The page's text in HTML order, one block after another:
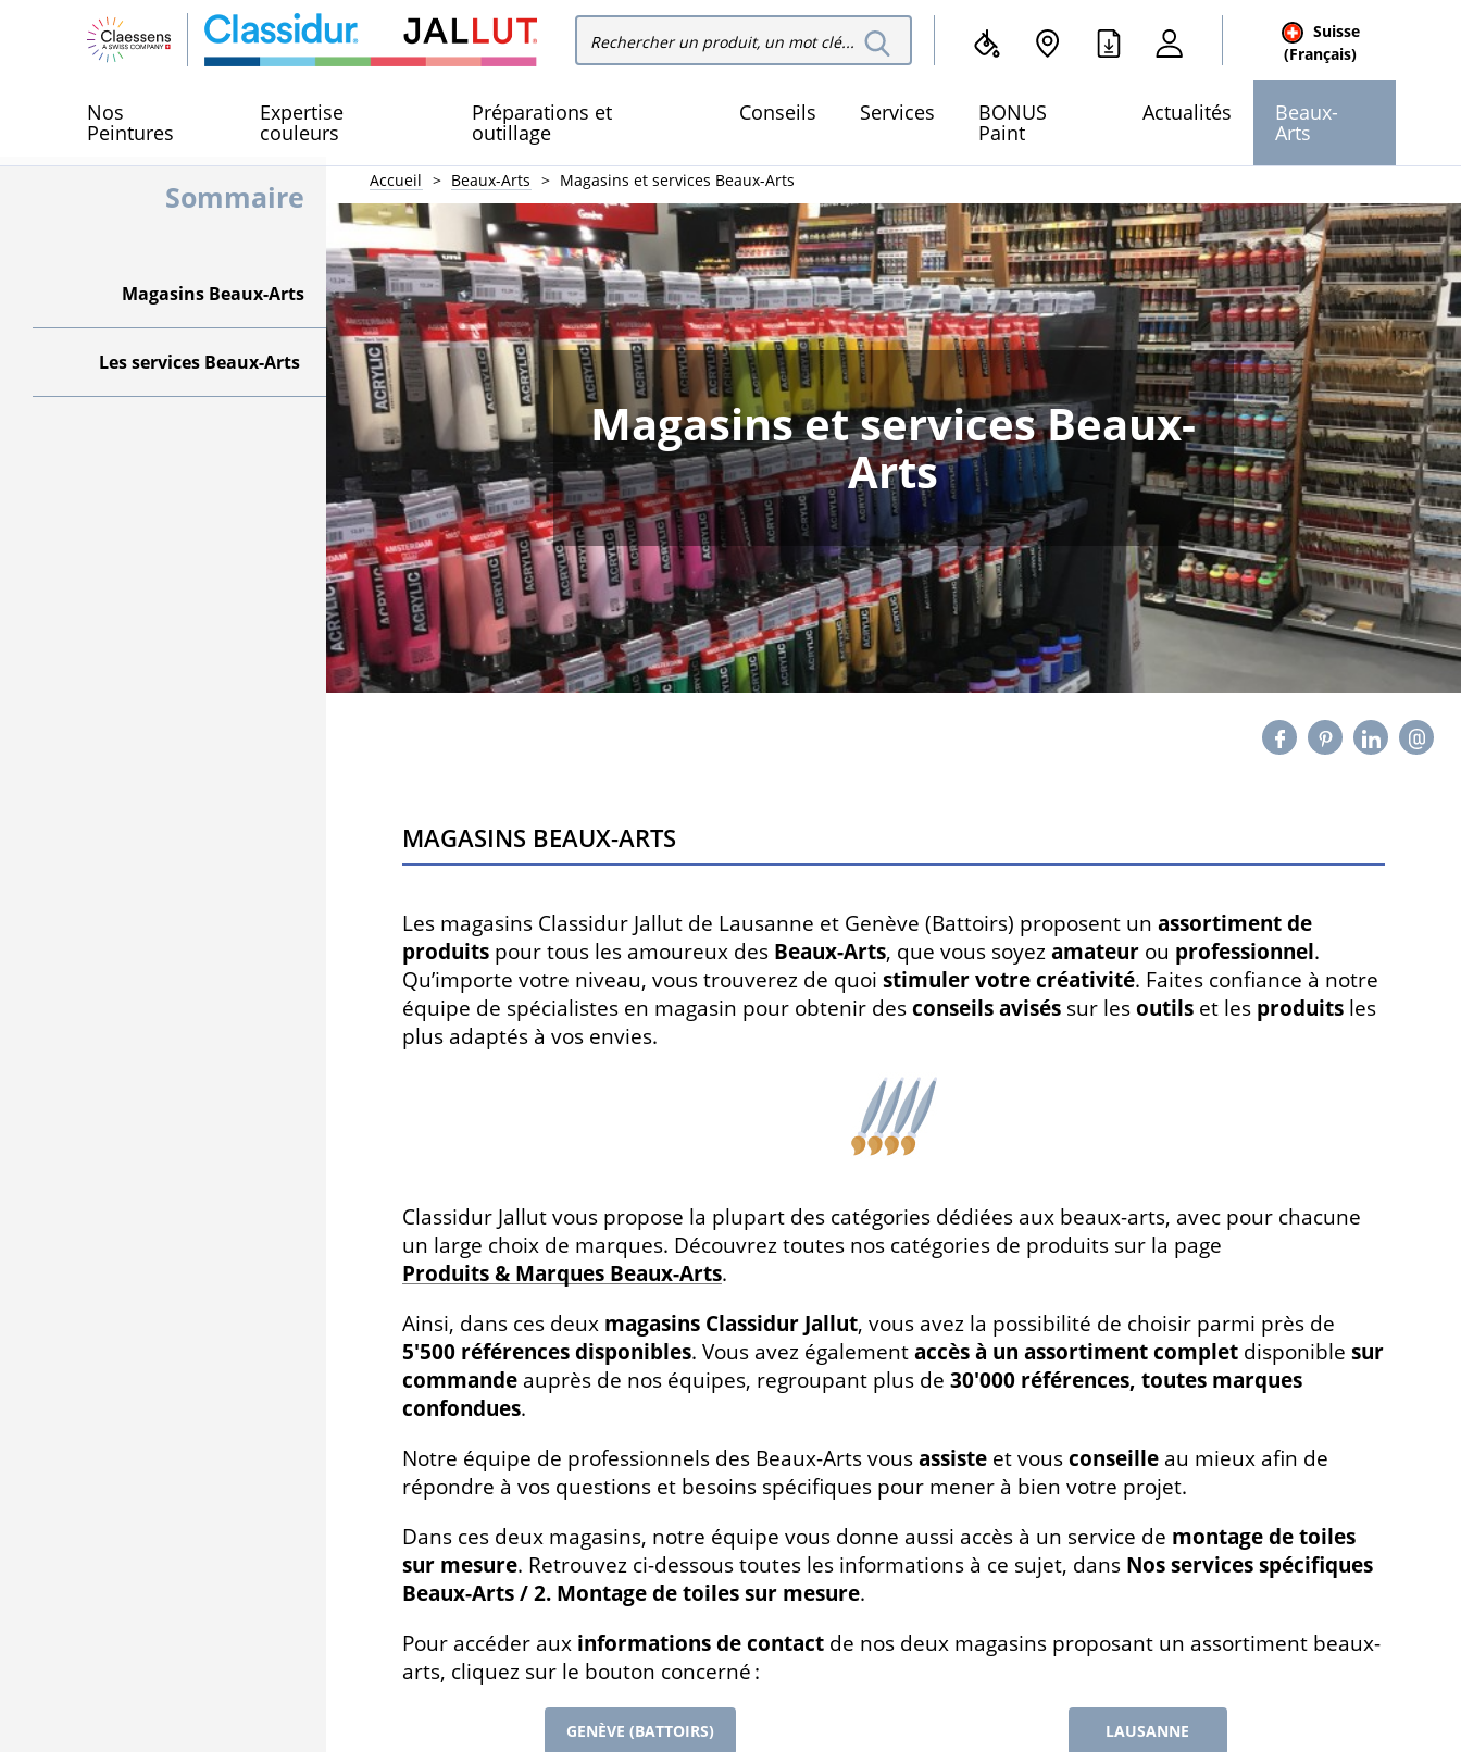
Rechercher dans le site
Rechercher
dans le site
Suisse
(Français)
Nos
Peintures
Expertise
couleurs
Préparations et
outillage
Conseils Services BONUS
Paint
Actualités Beaux-
Arts
Sommaire
Magasins Beaux-Arts
Les services Beaux-Arts
Accueil Beaux-Arts Magasins et services Beaux-Arts
Magasins et services Beaux-
Arts
Magasins Beaux-Arts
Les magasins Classidur Jallut de Lausanne et Genève (Battoirs) proposent un assortiment de
produits pour tous les amoureux des Beaux-Arts, que vous soyezamateur ou professionnel.
Qu’importe votre niveau, vous trouverez de quoi stimuler votre créativité. Faites confiance à notre
équipe de spécialistes en magasin pour obtenir desconseils avisés sur lesoutils et les produits les
plus adaptés à vos envies.
Classidur Jallut vous propose la plupart des catégories dédiées aux beaux-arts, avec pour chacune
un large choix de marques. Découvrez toutes nos catégories de produits sur la page
Produits & Marques Beaux-Arts.
Ainsi, dans ces deux magasins Classidur Jallut, vous avez la possibilité de choisir parmi près de
5'500 références disponibles. Vous avez égalementaccès à un assortiment complet disponible sur
commande auprès de nos équipes, regroupant plus de 30'000 références, toutes marques
confondues.
Notre équipe de professionnels des Beaux-Arts vousassiste et vousconseille au mieux afin de
répondre à vos questions et besoins spécifiques pour mener à bien votre projet.
Dans ces deux magasins, notre équipe vous donne aussi accès à un service de montage de toiles
sur mesure. Retrouvez ci-dessous toutes les informations à ce sujet, dans Nos services spécifiques
Beaux-Arts / 2. Montage de toiles sur mesure.
Pour accéder aux informations de contact de nos deux magasins proposant un assortiment beaux-
arts, cliquez sur le bouton concerné :
GENÈVE (BATTOIRS) LAUSANNE